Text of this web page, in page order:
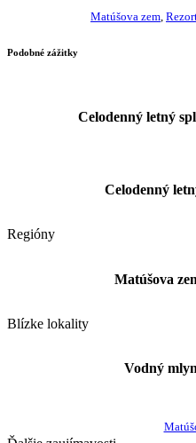
Matúšova zem
Podobné zážitky
Celodenný letný
Celodenný
Regióny
Matúšova
Blízke lokality
Vodný